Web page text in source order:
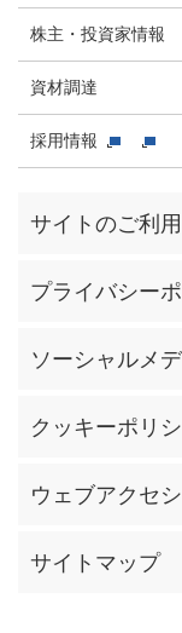
株主・投資家情報
資材調達
採用情報
サイトのご利
プライバシー
ソーシャルメ
クッキーポリ
ウェブアクセ
サイトマップ